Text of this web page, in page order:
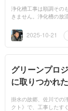
浄化槽工事は順調その
きません。浄化槽の放
最低基準...2025-10-21
グリーンプロ
に取りつかれ
掛水の故郷、佐川での
クト》で、工事したす